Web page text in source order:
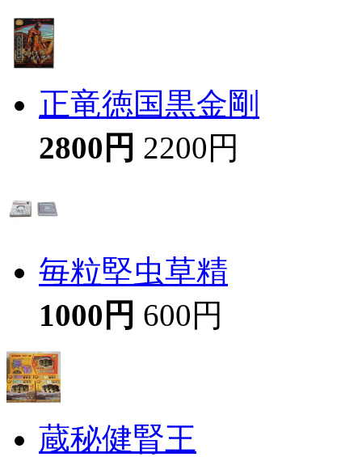
正竜徳国黒金剛
2800円 2200円
毎粒堅虫草精
1000円 600円
蔵秘健腎王